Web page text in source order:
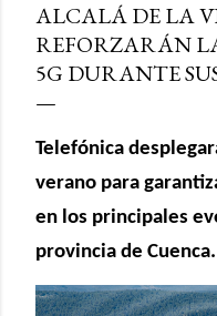
ALCALÁ DE LA
REFORZARÁN
5G DURANTE
Telefónica
verano para
en los principales
provincia de Cuenca.